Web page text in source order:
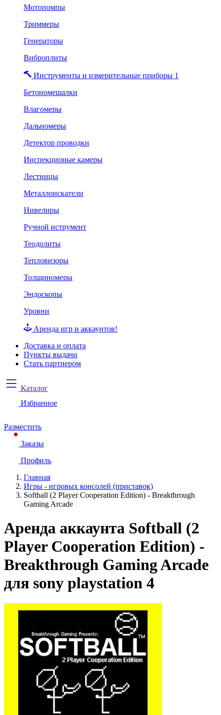
Мотопомпы
Триммеры
Генераторы
Виброплиты
Инструменты и измерительные приборы 1
Бетономешалки
Влагомеры
Дальномеры
Детектор проводки
Инспекционые камеры
Лестницы
Металлоискатели
Нивелиры
Ручной иструмент
Теодолиты
Тепловизоры
Толщиномеры
Эндоскопы
Уровни
Аренда игр и аккаунтов!
Доставка и оплата
Пункты выдачи
Стать партнером
Каталог
Избранное
Разместить
Заказы
Профиль
Главная
Игры - игровых консолей (приставок)
Softball (2 Player Cooperation Edition) - Breakthrough
Gaming Arcade
Аренда аккаунта Softball (2
Player Cooperation Edition) -
Breakthrough Gaming Arcade
для sony playstation 4